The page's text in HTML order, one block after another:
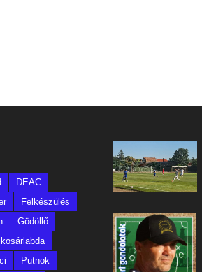
DEAC
Felkészülés
Gödöllő
kosárlabda
Putnok